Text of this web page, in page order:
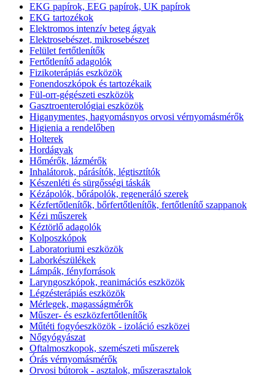
EKG papírok, EEG papírok, UK papírok
EKG tartozékok
Elektromos intenzív beteg ágyak
Elektrosebészet, mikrosebészet
Felület fertőtlenítők
Fertőtlenítő adagolók
Fizikoterápiás eszközök
Fonendoszkópok és tartozékaik
Fül-orr-gégészeti eszközök
Gasztroenterológiai eszközök
Higanymentes, hagyomásnyos orvosi vérnyomásmérők
Higienia a rendelőben
Holterek
Hordágyak
Hőmérők, lázmérők
Inhalátorok, párásítók, légtisztítók
Készenléti és sürgősségi táskák
Kézápolók, bőrápolók, regeneráló szerek
Kézfertőtlenítők, bőrfertőtlenítők, fertőtlenítő szappanok
Kézi műszerek
Kéztörlő adagolók
Kolposzkópok
Laboratoriumi eszközök
Laborkészülékek
Lámpák, fényforrások
Laryngoszkópok, reanimációs eszközök
Légzésterápiás eszközök
Mérlegek, magasságmérők
Műszer- és eszközfertőtlenítők
Műtéti fogyóeszközök - izoláció eszközei
Nőgyógyászat
Oftalmoszkopok, szemészeti műszerek
Órás vérnyomásmérők
Orvosi bútorok - asztalok, műszerasztalok